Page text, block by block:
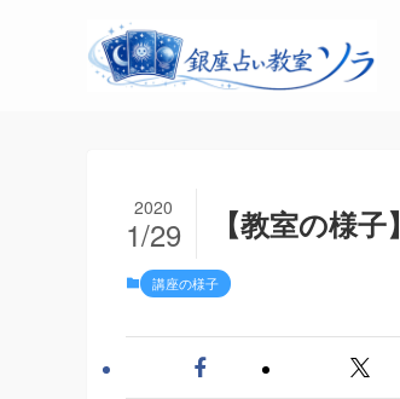
【教室の様
2020
1/29
講座の様子